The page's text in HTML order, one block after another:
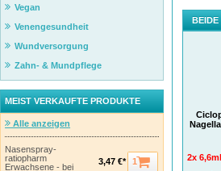
Ein
nur
die
sind:
2x
Vegan
Venengesundheit
Wundversorgung
Zahn- & Mundpflege
MEIST VERKAUFTE PRODUKTE
Alle anzeigen
Nasenspray-
ratiopharm
Erwachsene - bei
3,47 €* 1